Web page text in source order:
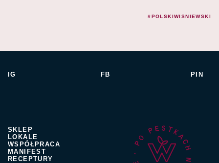
#POLSKIWISNIEWSKI
IG FB PIN
SKLEP
LOKALE
WSPÓŁPRACA
MANIFEST
RECEPTURY